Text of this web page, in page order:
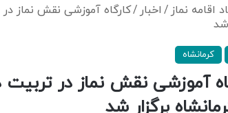
اقامه نماز / اخبار /کارگاه آموزشی نقش نماز
شد
کرمانشاه
آموزشی نقش نماز در تربیت
برگزار شد